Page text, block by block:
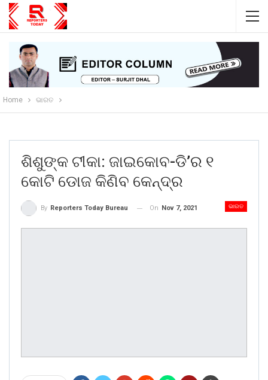
Home ଭାରତ
ଶିଶୁଙ୍କ ଟୀକା: ଜାଇକୋବ-ଡି’ର ୧
କୋଟି ଡୋଜ କିଣିବ କେନ୍ଦ୍ର
ଭାରତ
By Reporters Today Bureau On Nov 7, 2021